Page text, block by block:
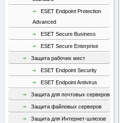
ESET Endpoint Protection
Advanced
ESET Secure Business
ESET Secure Enterprise
Защита рабочих мест
ESET Endpoint Security
ESET Endpoint Antivirus
Защита для почтовых серверов
Защита файловых серверов
Защита для Интернет-шлюзов